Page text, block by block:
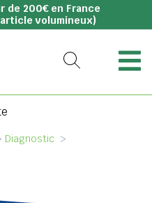
de 200€ en France
volumineux)
Diagnostic >